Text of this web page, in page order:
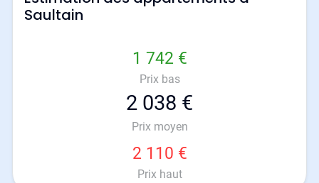
Saultain
1 742 €
Prix bas
2 038 €
Prix moyen
2 110 €
Prix haut